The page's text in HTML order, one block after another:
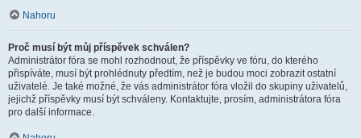
Nahoru
Proč musí být můj příspěvek schválen?
Administrátor fóra se mohl rozhodnout, že příspěvky ve fóru, do kterého
přispíváte, musí být prohlédnuty předtím, než je budou moci zobrazit ostatní
uživatelé. Je také možné, že vás administrátor fóra vložil do skupiny uživatelů,
jejichž příspěvky musí být schváleny. Kontaktujte, prosím, administrátora fóra
pro další informace.